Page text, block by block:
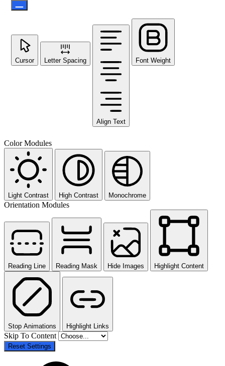
Cursor Letter Spacing
Align Text
Font Weight
Color Modules
Light Contrast High Contrast Monochrome
Orientation Modules
Reading Line Reading Mask Hide Images Highlight Content
Stop Animations Highlight Links
Skip To Content
Reset Settings